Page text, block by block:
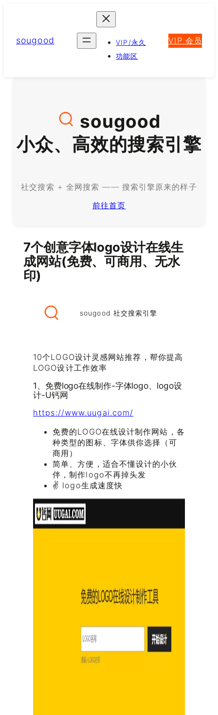
sougood
VIP/永久
功能区
VIP 会员
sougood
小众、高效的搜索引擎
社交搜索 + 全网搜索 —— 搜索引擎原来的样子
前往首页
7个创意字体logo设计在线生
成网站(免费、可商用、无水
印)
sougood 社交搜索引擎
10个LOGO设计灵感网站推荐，帮你提高
LOGO设计工作效率
1、免费logo在线制作-字体logo、logo设
计-U钙网
https://www.uugai.com/
免费的LOGO在线设计制作网站，各
种类型的图标、字体供你选择（可
商用）
简单、方便，适合不懂设计的小伙
伴，制作logo不再掉头发
✌ logo生成速度快